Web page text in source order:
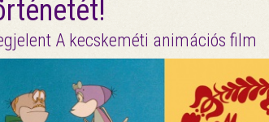
A kecskeméti animációs film